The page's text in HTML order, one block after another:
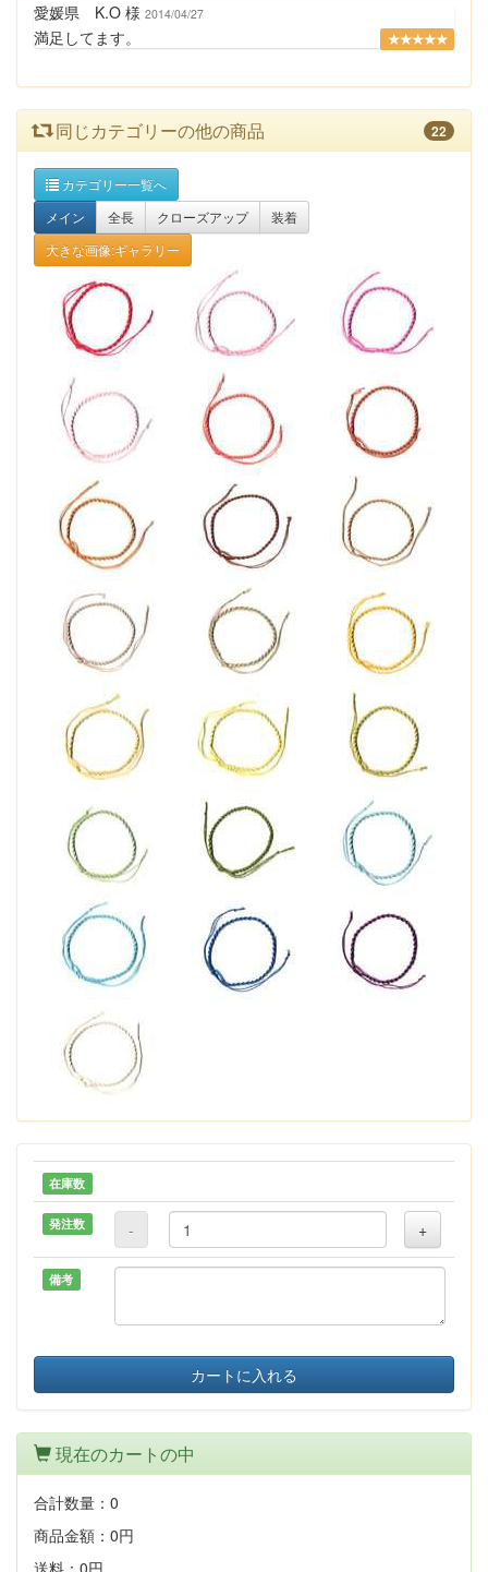
愛媛県 K.O 様 2014/04/27
★★★★★
満足してます。
同じカテゴリーの他の商品 22
カテゴリー一覧へ
メイン
全長 クローズアップ
装着
大きな画像:ギャラリー
在庫数
発注数 - +
備考
カートに入れる
現在のカートの中
合計数量： 0
商品金額： 0円
送料： 0円